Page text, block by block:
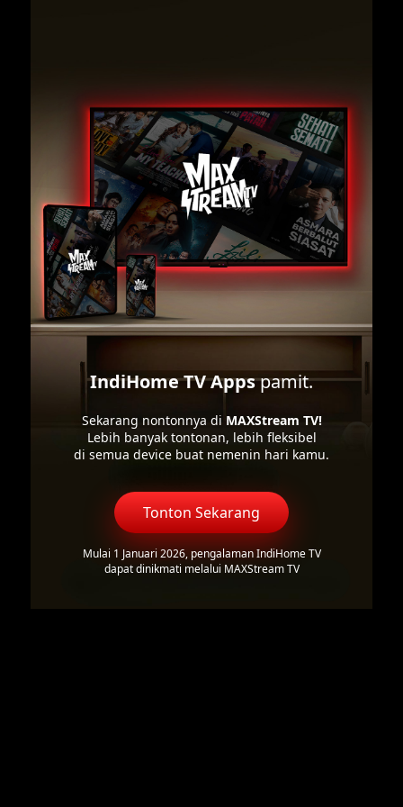
IndiHome TV Appspamit.
Sekarang nontonnya di MAXStream TV!
Lebih banyak tontonan, lebih fleksibel
di semua device buat nemenin hari kamu.
Tonton Sekarang
Mulai 1 Januari 2026, pengalaman IndiHome TV
dapat dinikmati melalui MAXStream TV